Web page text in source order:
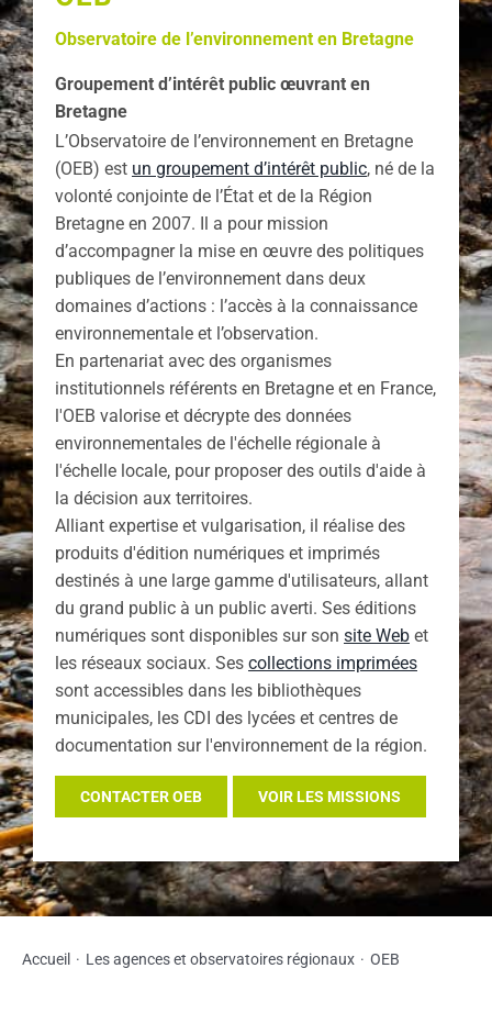
Observatoire de l’environnement en Bretagne
Groupement d’intérêt public œuvrant en
Bretagne
L’Observatoire de l’environnement en Bretagne
(OEB) est un groupement d’intérêt public, né de la
volonté conjointe de l’État et de la Région
Bretagne en 2007. Il a pour mission
d’accompagner la mise en œuvre des politiques
publiques de l’environnement dans deux
domaines d’actions : l’accès à la connaissance
environnementale et l’observation.
En partenariat avec des organismes
institutionnels référents en Bretagne et en France,
l'OEB valorise et décrypte des données
environnementales de l'échelle régionale à
l'échelle locale, pour proposer des outils d'aide à
la décision aux territoires.
Alliant expertise et vulgarisation, il réalise des
produits d'édition numériques et imprimés
destinés à une large gamme d'utilisateurs, allant
du grand public à un public averti. Ses éditions
numériques sont disponibles sur son site Webet
les réseaux sociaux. Ses collections imprimées
sont accessibles dans les bibliothèques
municipales, les CDI des lycées et centres de
documentation sur l'environnement de la région.
CONTACTER OEB VOIR LES MISSIONS
Accueil Les agences et observatoires régionaux OEB